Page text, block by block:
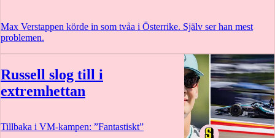
Max Verstappen körde in som tvåa i Österrike. Själv ser han mest
problemen.
Russell slog till i
extremhettan
Tillbaka i VM-kampen: ”Fantastiskt”